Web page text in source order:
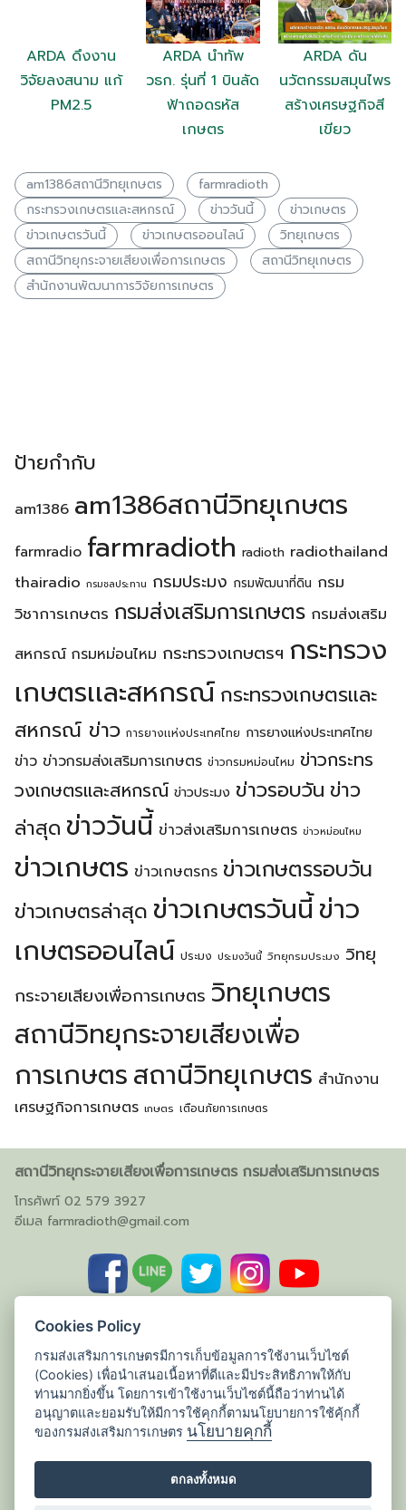
ARDA ดึงงาน
วิจัยลงสนาม แก้
PM2.5
ARDA นำทัพ
วธก. รุ่นที่ 1 บินลัด
ฟ้าถอดรหัส
เกษตร
ARDA ดัน
นวัตกรรมสมุนไพร
สร้างเศรษฐกิจสี
เขียว
am1386สถานีวิทยุเกษตร
farmradioth
กระทรวงเกษตรเเละสหกรณ์
ข่าววันนี้
ข่าวเกษตร
ข่าวเกษตรวันนี้
ข่าวเกษตรออนไลน์
วิทยุเกษตร
สถานีวิทยุกระจายเสียงเพื่อการเกษตร
สถานีวิทยุเกษตร
สำนักงานพัฒนาการวิจัยการเกษตร
ป้ายกำกับ
am1386 am1386สถานีวิทยุเกษตร
farmradio farmradioth radioth radiothailand
thairadio กรมชลประทาน กรมประมง กรมพัฒนาที่ดิน กรม
วิชาการเกษตร กรมส่งเสริมการเกษตร กรมส่งเสริม
สหกรณ์ กรมหม่อนไหม กระทรวงเกษตรฯ กระทรวง
เกษตรเเละสหกรณ์ กระทรวงเกษตรเเละ
สหกรณ์ ข่าว การยางเเห่งประเทศไทย การยางแห่งประเทศไทย
ข่าว ข่าวกรมส่งเสริมการเกษตร ข่าวกรมหม่อนไหม ข่าวกระทร
วงเกษตรเเละสหกรณ์ ข่าวประมง ข่าวรอบวัน ข่าว
ล่าสุด ข่าววันนี้ ข่าวส่งเสริมการเกษตร ข่าวหม่อนไหม
ข่าวเกษตร ข่าวเกษตรกร ข่าวเกษตรรอบวัน
ข่าวเกษตรล่าสุด ข่าวเกษตรวันนี้ ข่าว
เกษตรออนไลน์ ประมง ประมงวันนี้ วิทยุกรมประมง วิทยุ
กระจายเสียงเพื่อการเกษตร วิทยุเกษตร
สถานีวิทยุกระจายเสียงเพื่อ
การเกษตรสถานีวิทยุเกษตร สำนักงาน
เศรษฐกิจการเกษตร เกษตร เตือนภัยการเกษตร
สถานีวิทยุกระจายเสียงเพื่อการเกษตร กรมส่งเสริมการเกษตร
โทรศัพท์ 02 579 3927
อีเมล farmradioth@gmail.com
Cookies Policy
กรมส่งเสริมการเกษตรมีการเก็บข้อมูลการใช้งานเว็บไซต์
(Cookies) เพื่อนำเสนอเนื้อหาที่ดีและมีประสิทธิภาพให้กับ
ท่านมากยิ่งขึ้น โดยการเข้าใช้งานเว็บไซต์นี้ถือว่าท่านได้
อนุญาตและยอมรับให้มีการใช้คุกกี้ตามนโยบายการใช้คุ้กกี้
ของกรมส่งเสริมการเกษตร นโยบายคุกกี้
ตกลงทั้งหมด